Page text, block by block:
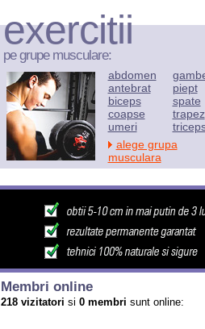
exercitii
pe grupe musculare:
abdomen
antebrat
biceps
coapse
umeri
piept
spate
trapez
alege grupa
musculara
Membri online
218 vizitatori si 0 membri sunt online: